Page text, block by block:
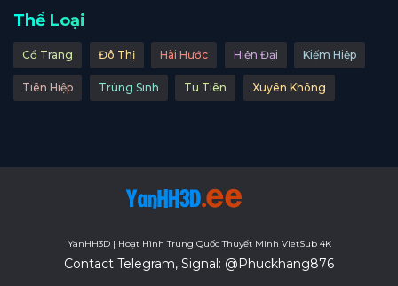
Thể Loại
Cổ Trang Đô Thị Hài Hước Hiện Đại Kiếm Hiệp
Tiên Hiệp Trùng Sinh Tu Tiên Xuyên Không
YanHH3D | Hoạt Hình Trung Quốc Thuyết Minh VietSub 4K
Contact Telegram, Signal: @Phuckhang876